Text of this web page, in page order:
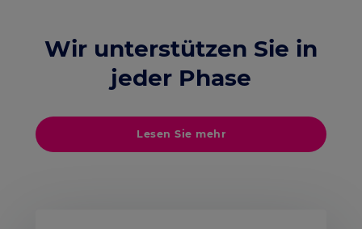
Wir unterstützen Sie in
jeder Phase
Lesen Sie mehr